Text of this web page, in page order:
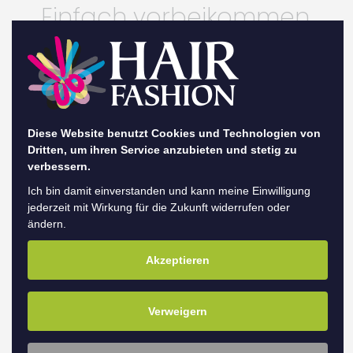
Einfach vorbeikommen
in Rhauderfehn oder
jetzt einen Termin
buchen:
Zur Terminbuchung
HAIR FASHION Rhauderfehn
26817 Rhauderfehn
Telefon 04952/8286018
Diese Website benutzt Cookies und Technologien von
Dritten, um ihren Service anzubieten und stetig zu
verbessern.
Ich bin damit einverstanden und kann meine Einwilligung
jederzeit mit Wirkung für die Zukunft widerrufen oder
ändern.
Akzeptieren
Verweigern